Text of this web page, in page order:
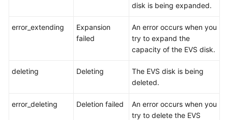
disk is being expanded.
error_extending
Expansion
failed
An error occurs when you
try to expand the
capacity of the EVS disk.
deleting Deleting
The EVS disk is being
deleted.
error_deleting Deletion failed
An error occurs when you
try to delete the EVS